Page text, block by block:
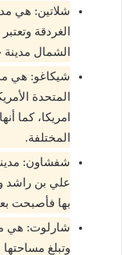
شلاتين: هي
الغردقة
الشمال مدينة
شيكاغو: هي
المتحدة
امريكا، كما
المختلفة.
شفشاون:
علي بن راشد
بها فأصبحت
شارلوت: هي